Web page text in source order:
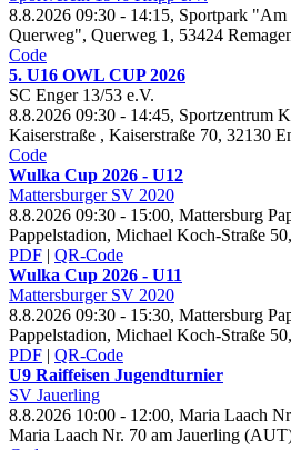
8.8.2026 09:30 - 14:15, Sportpark
Querweg", Querweg 1, 53424
Code
5. U16 OWL CUP2026
SC Enger 13/53 e.V.
8.8.2026 09:30 - 14:45, Sportzentrum
Kaiserstraße , Kaiserstraße 70, 32130
Code
Wulka Cup 2026 - U12
Mattersburger SV 2020
8.8.2026 09:30 - 15:00, Mattersburg
Pappelstadion, Michael Koch-Straße
PDF | QR-Code
Wulka Cup 2026 - U11
Mattersburger SV 2020
8.8.2026 09:30 - 15:30, Mattersburg
Pappelstadion, Michael Koch-Straße
PDF | QR-Code
U9 Raiffeisen Jugendturnier
SV Jauerling
8.8.2026 10:00 - 12:00, Maria Laach
Maria Laach Nr. 70 am Jauerling